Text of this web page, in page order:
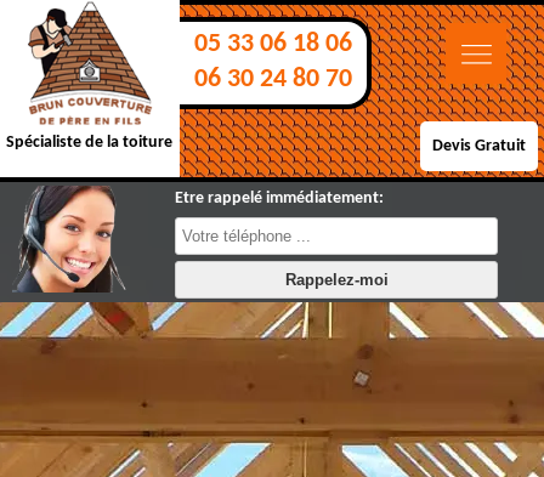
Spécialiste de la toiture
05 33 06 18 06
06 30 24 80 70
Devis Gratuit
Etre rappelé immédiatement: